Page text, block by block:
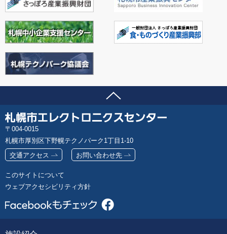
ページの先頭へ
問い合わせ先
郵
便
番
号
004-0015
札幌市厚別区下野幌テクノパーク1丁目1-10
交通アクセス
お問い合わせ先
このサイトについて
ウェブアクセシビリティ方針